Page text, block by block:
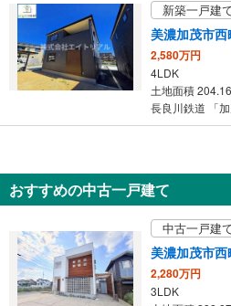
新築一戸建
美濃加茂市西
2,580万円
4LDK
土地面積
長良川鉄道 「
美濃加茂市
2,190万円
土地面積
長良川鉄道 「
おすすめの中古一戸建て
中古一戸建
美濃加茂市西
2,280万円
3LDK